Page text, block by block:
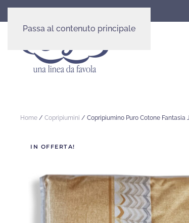
Passa al contenuto principale
Home / Copripiumini / Copripiumino Puro Cotone Fantasia
IN OFFERTA!